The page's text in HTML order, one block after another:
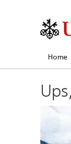
Home